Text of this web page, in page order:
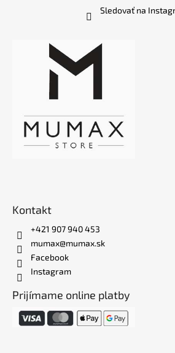
Sledovať na
Kontakt
+421 907 940 453
mumax@mumax.sk
Facebook
Instagram
Prijímame online platby